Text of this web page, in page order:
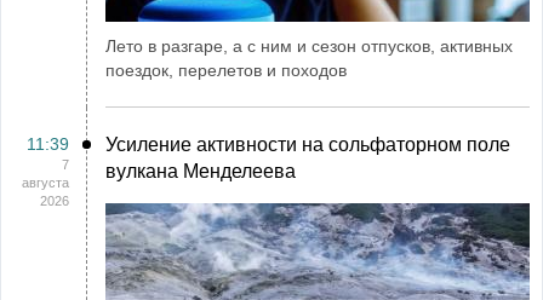
Лето в разгаре, а с ним и сезон отпусков, активных
поездок, перелетов и походов
11:39
7
августа
2026
Усиление активности на сольфаторном поле
вулкана Менделеева